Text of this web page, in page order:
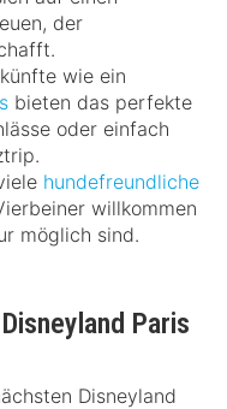
der
wie ein
bieten das perfekte
oder einfach
hundefreundliche
willkommen
möglich sind.
Paris
Disneyland